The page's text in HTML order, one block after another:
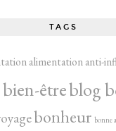
TAGS
alimentation anti-
êtreblog
bonheur bonne